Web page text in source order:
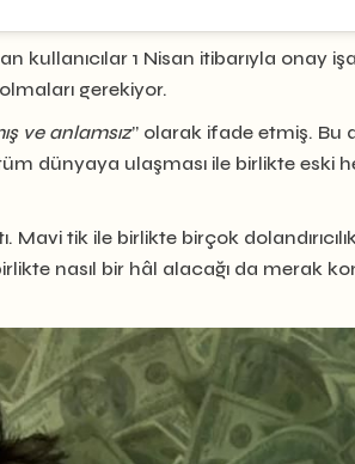
kullanıcılar 1 Nisan itibarıyla onay
gerekiyor.
ve anlamsız” olarak ifade etmiş. Bu
dünyaya ulaşması ile birlikte eski
tik ile birlikte birçok
birlikte nasıl bir hâl alacağı da merak